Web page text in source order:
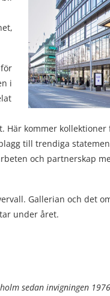
i
Här kommer
till trendiga
och partnerskap
Gallerian och det
under året.
sedan invigningen